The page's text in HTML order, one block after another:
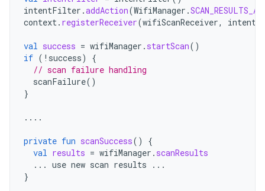
intentFilter .addAction(WifiManager .
context. registerReceiver(wifiScanReceiver,
val success = wifiManager . startScan()
if ( ! success)
{
// scan failure handling
scanFailure()
}
....
private fun scanSuccess()
{
val results = wifiManager . scanResults
... use new scan results
...
}